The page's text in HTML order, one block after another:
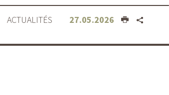
ACTUALITÉS 27.05.2026